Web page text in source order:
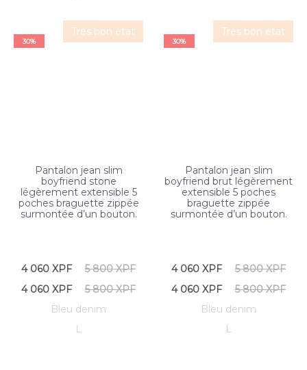
Très bon état
30%
Pantalon jean slim
boyfriend stone
légèrement extensible 5
poches braguette zippée
surmontée d’un bouton.
5 800XPF
4 060 XPF
5 800XPF
4 060 XPF
Bleu denim
L
Très bon état
30%
Pantalon jean slim
boyfriend brut légèrement
extensible 5 poches
braguette zippée
surmontée d’un bouton.
5 800XPF
4 060 XPF
5 800XPF
4 060 XPF
Bleu denim
L